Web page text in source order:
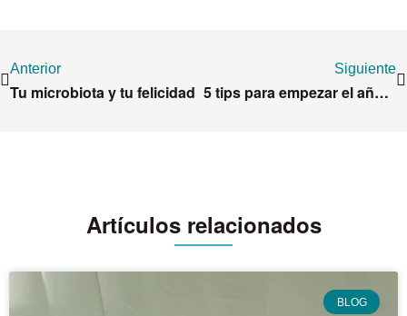
Anterior
Tu microbiota y tu felicidad
Siguiente
5 tips para empezar el año a tope
Artículos relacionados
BLOG